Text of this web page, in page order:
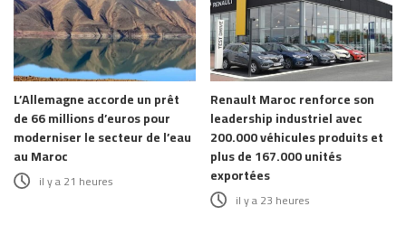
L’Allemagne accorde un prêt
de 66 millions d’euros pour
moderniser le secteur de l’eau
au Maroc
il y a 21 heures
Renault Maroc renforce son
leadership industriel avec
200.000 véhicules produits et
plus de 167.000 unités
exportées
il y a 23 heures